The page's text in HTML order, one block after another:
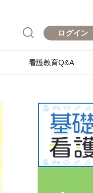
ログイン
看護教育Q&A